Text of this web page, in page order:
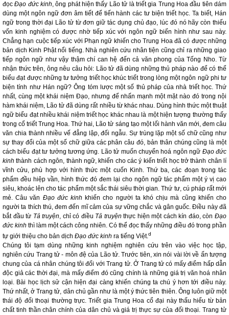
đọcĐạo đức kinh, ông phát hiện thấy Lão tử là triết gia Trung Hoa đầu tiên dám
dùng một ngôn ngữ đơn âm tiết để tiến hành các tư biện triết học. Ta biết, Hán
ngữ trong thời đại Lão tử từ đơn giữ tác dụng chủ đạo, lúc đó nó hãy còn thiếu
vốn kinh nghiệm có được nhờ tiếp xúc với ngôn ngữ biến hình như sau này.
Chẳng hạn cuộc tiếp xúc với Phạn ngữ khiến cho Trung Hoa đã có được những
bản dịch Kinh Phật nổi tiếng. Nhà nghiên cứu nhân tiện cũng chỉ ra những giao
tiếp ngôn ngữ như vậy thậm chí can hệ đến cả văn phong của Tống Nho. Từ
nhận thức trên, ông nêu câu hỏi: Lão tử đã dùng những thủ pháp nào để có thể
biểu đạt được những tư tưởng triết học khúc triết trong lòng một ngôn ngữ phi tư
biện tính như Hán ngữ? Ông tóm lược một số thủ pháp của nhà triết học. Thứ
nhất, cùng một khái niệm Đạo, nhưng để nhấn mạnh một mặt nào đó trong nội
hàm khái niệm, Lão tử đã dùng rất nhiều từ khác nhau. Dùng hình thức một thuật
ngữ biểu đạt nhiều khái niệm triết học khác nhau là một hiện tượng thường thấy
trong cổ triết Trung Hoa. Thứ hai, Lão tử sáng tạo một lối hành văn mới, đem câu
văn chia thành nhiều vế đẳng lập, đối ngẫu. Sự trùng lặp một số chữ cũng như
sự thay đổi của một số chữ giữa các phân câu đó, bản thân chúng cũng là một
cách biểu đạt tư tưởng tương ứng. Lão tử muốn chuyển hoá ngôn ngữ Đạo đức
kinh thành cách ngôn, thành ngữ, khiến cho các ý kiến triết học trở thành chân lí
vĩnh cửu, phù hợp với hình thức một cuốn Kinh. Thứ ba, các đoạn trong tác
phẩm đều hiệp vần, hình thức đó đem lại cho ngôn ngữ tác phẩm một ý vị cao
siêu, khoác lên cho tác phẩm một sắc thái siêu thời gian. Thứ tư, cú pháp rất mới
mẻ. Câu văn Đạo đức kinh khiến cho người ta khó chịu mà cũng khiến cho
người ta thích thú, đem đến mĩ cảm của sự vững chắc và gân guốc. Điều này đã
bắt đầu từ Tả truyện, chỉ có điều Tả truyện thực hiện một cách kín đáo, cònĐạo
đức kinh thì làm một cách công nhiên. Có thể đọc thấy những điều đó trong phần
tự giới thiệu cho bản dịch Đạo đức kinh ra tiếng Việt.d
Chúng tôi tạm dùng những kinh nghiệm nghiên cứu trên vào việc học tập,
nghiên cứu Trang tử - môn đệ của Lão tử. Trước tiên, xin nói vài lời về ấn tượng
chung của cá nhân chúng tôi đối với Trang tử. Ở Trang tử có mấy điểm hấp dẫn
độc giả các thời đại, mà mấy điểm đó cũng chính là những giá trị văn hoá nhân
loại. Bài học lịch sử cận hiện đại càng khiến chúng ta chú ý hơn tới điều này.
Thứ nhất, ở Trang tử, dân chủ gần như là một ý thức tiên thiên. Ông luôn giữ một
thái độ đối thoại thường trực. Triết gia Trung Hoa cổ đại này thấu hiểu từ bản
chất tinh thần chân chính của dân chủ và giá trị thực sự của đối thoại. Trang tử